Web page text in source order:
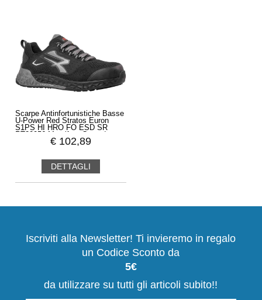
Scarpe Antinfortunistiche Basse
U-Power Red Stratos Euron
S1PS HI HRO FO ESD SR
€ 102,89
DETTAGLI
Iscriviti alla Newsletter! Ti invieremo in regalo
un Codice Sconto da
5€
da utilizzare su tutti gli articoli subito!!